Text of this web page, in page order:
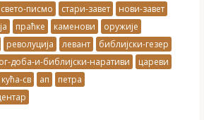
свето-писмо стари-завет
нови-завет
праћке каменови
оружије
револуција левант
библијски-гезер
доба-и-библијски-наративи
цареви
кућа-св ап
петра